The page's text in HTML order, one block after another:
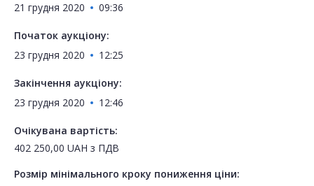
21 грудня 2020
09:36
Початок аукціону:
23 грудня 2020
12:25
Закінчення аукціону:
23 грудня 2020
12:46
Очікувана вартість:
402 250,00 UAH з ПДВ
Розмір мінімального кроку пониження ціни: